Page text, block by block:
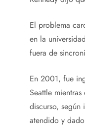
El problema
en la
fuera de
En 2001, fue
Seattle
discurso, según
atendido y